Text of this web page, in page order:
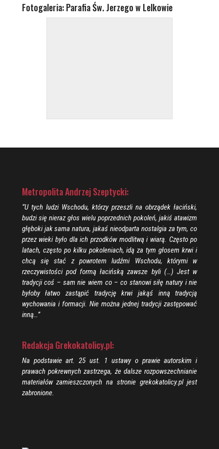
Fotogaleria: Parafia Św. Jerzego w Lelkowie
Metropolita Andrzej Szeptycki:
“U tych ludzi Wschodu, którzy przeszli na obrządek łaciński,
budzi się nieraz głos wielu poprzednich pokoleń, jakiś atawizm
głęboki jak sama natura, jakaś nieodparta nostalgia za tym, co
przez wieki było dla ich przodków modlitwą i wiarą. Często po
latach, często po kilku pokoleniach, idą za tym głosem krwi i
chcą się stać z powrotem ludźmi Wschodu, którymi w
rzeczywistości pod formą łacińską zawsze byli (…) Jest w
tradycji coś – sam nie wiem co – co stanowi siłę natury i nie
byłoby łatwo zastąpić tradycję krwi jakąś inną tradycją
wychowania i formacji. Nie można jednej tradycji zastępować
inną…”
Redakcja Grekokatolicy.pl:
Na podstawie art. 25 ust. 1 ustawy o prawie autorskim i
prawach pokrewnych zastrzega, że dalsze rozpowszechnianie
materiałów zamieszczonych na stronie grekokatolicy.pl jest
zabronione.